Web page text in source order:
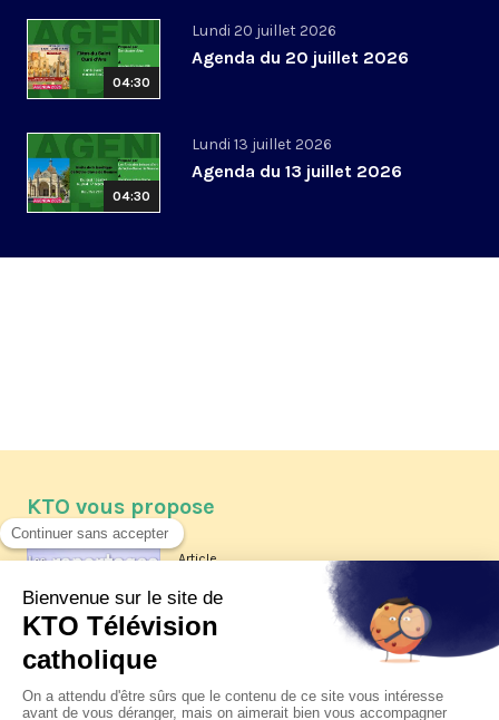
04:30
Lundi 20 juillet 2026
Agenda du 20 juillet 2026
04:30
Lundi 13 juillet 2026
Agenda du 13 juillet 2026
KTO vous propose
Article
Les reportages d'été 2026 de KTO
La visite pastorale du pape Léon
XIV à Assise à suivre sur KTO le